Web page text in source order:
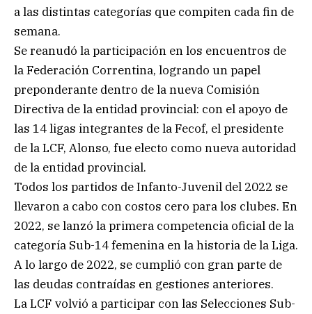
a las distintas categorías que compiten cada fin de
semana.
Se reanudó la participación en los encuentros de
la Federación Correntina, logrando un papel
preponderante dentro de la nueva Comisión
Directiva de la entidad provincial: con el apoyo de
las 14 ligas integrantes de la Fecof, el presidente
de la LCF, Alonso, fue electo como nueva autoridad
de la entidad provincial.
Todos los partidos de Infanto-Juvenil del 2022 se
llevaron a cabo con costos cero para los clubes. En
2022, se lanzó la primera competencia oficial de la
categoría Sub-14 femenina en la historia de la Liga.
A lo largo de 2022, se cumplió con gran parte de
las deudas contraídas en gestiones anteriores.
La LCF volvió a participar con las Selecciones Sub-